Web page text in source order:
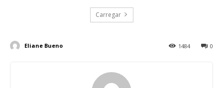
Carregar
Eliane Bueno 0
1484